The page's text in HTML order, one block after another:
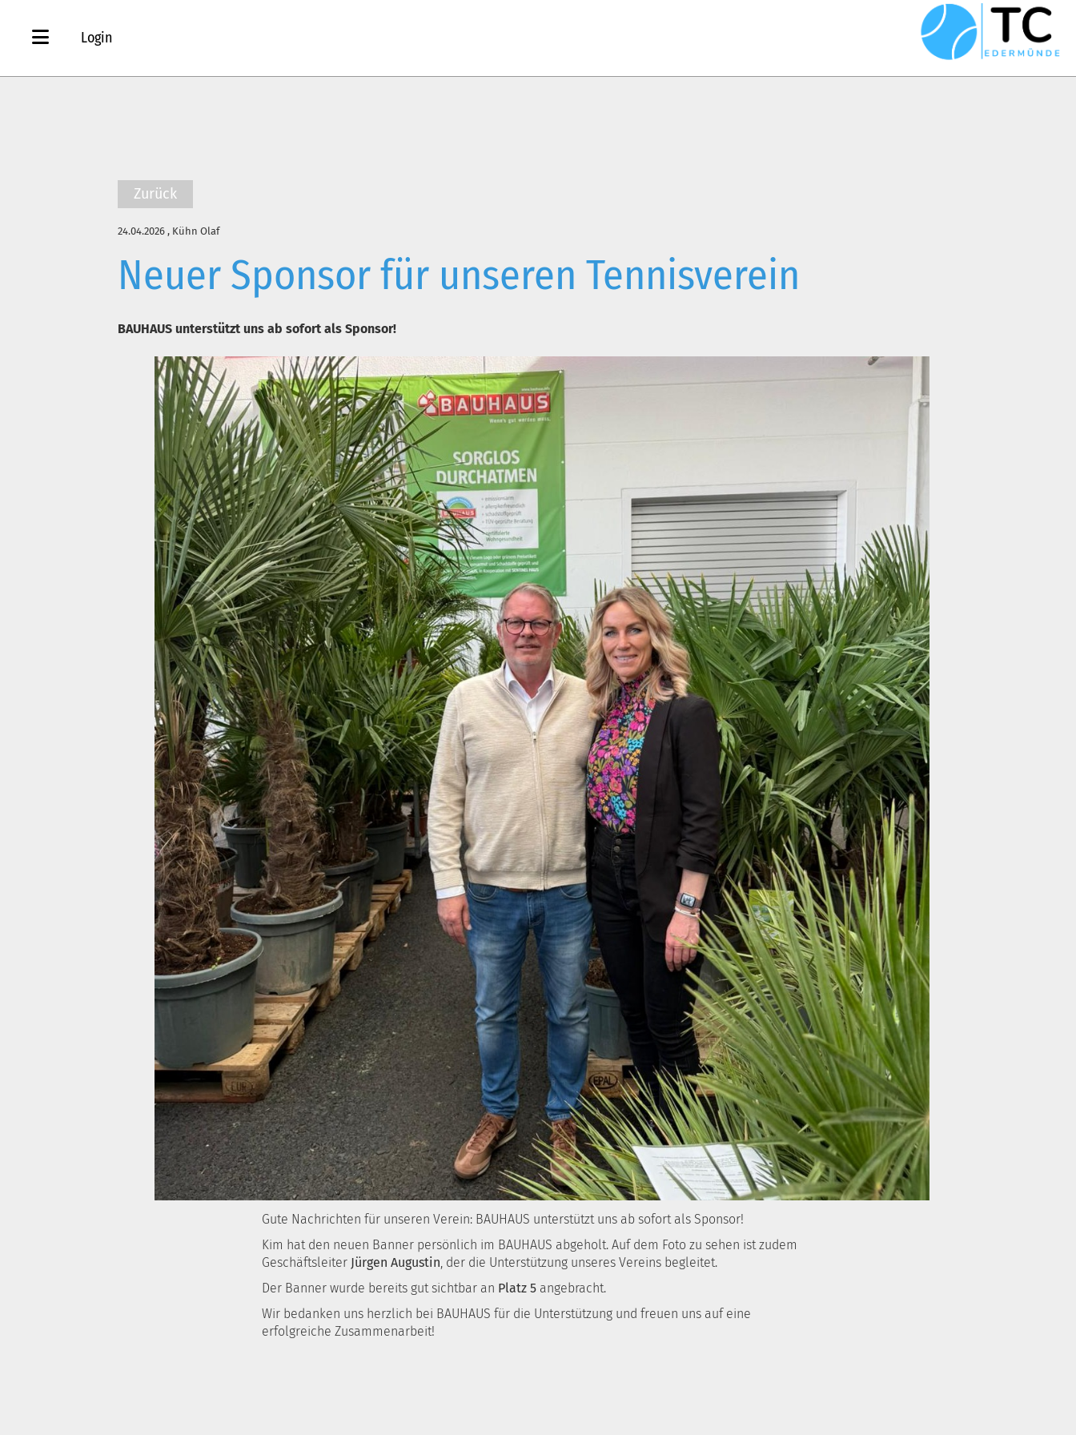
Login
Zurück
24.04.2026 , Kühn Olaf
Neuer Sponsor für unseren Tennisverein
BAUHAUS unterstützt uns ab sofort als Sponsor!
Gute Nachrichten für unseren Verein: BAUHAUS unterstützt uns ab sofort als Sponsor!
Kim hat den neuen Banner persönlich im BAUHAUS abgeholt. Auf dem Foto zu sehen ist zudem
Geschäftsleiter Jürgen Augustin, der die Unterstützung unseres Vereins begleitet.
Der Banner wurde bereits gut sichtbar an Platz 5angebracht.
Wir bedanken uns herzlich bei BAUHAUS für die Unterstützung und freuen uns auf eine
erfolgreiche Zusammenarbeit!